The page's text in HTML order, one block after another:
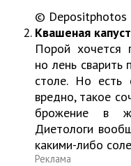
© Depositphotos
Квашеная
Порой хочется
но лень сварить
столе. Но есть
вредно, такое
брожение в
Диетологи
какими-либо
Реклама